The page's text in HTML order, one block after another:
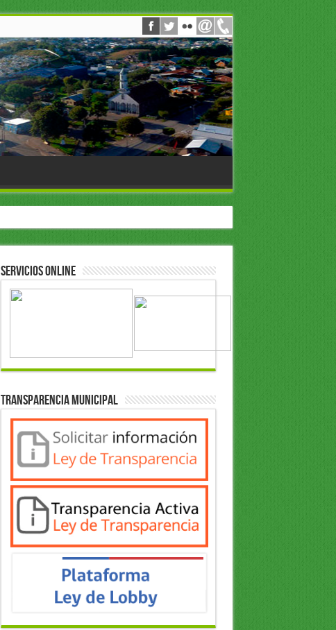
Servicios Online
Transparencia Municipal